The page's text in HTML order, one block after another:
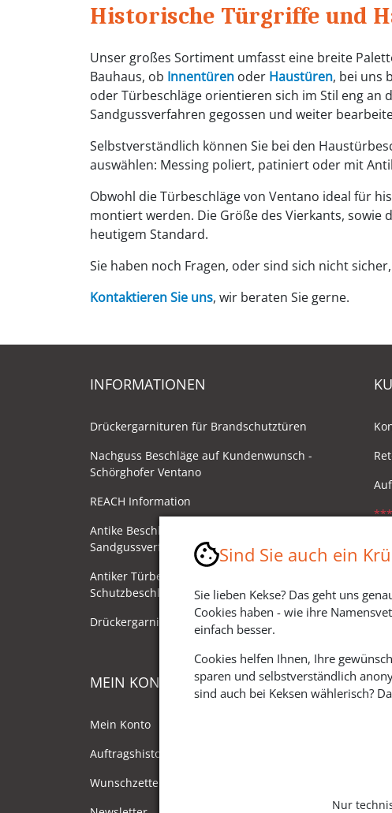
Historische Türgriffe und
Unser großes Sortiment umfasst eine breite
Bauhaus, ob Innentüren oder Haustüren, bei uns
oder Türbeschläge orientieren sich im Stil eng
Sandgussverfahren gegossen und weiter
Selbstverständlich können Sie bei den
auswählen: Messing poliert, patiniert oder mit
Obwohl die Türbeschläge von Ventano ideal für
montiert werden. Die Größe des Vierkants, sowie
heutigem Standard.
Sie haben noch Fragen, oder sind sich nicht
Kontaktieren Sie uns, wir beraten Sie gerne.
INFORMATIONEN
Drückergarnituren für Brandschutztüren
Nachguss Beschläge auf Kundenwunsch -
Schörghofer Ventano
REACH Information
Antike Beschläge - Herstellung im
Sandgussverfahren
Antiker Türbeschlag als
Schutzbeschlag/Sicherheitsbeschlag
Drückergarnituren mit Drehknauf
***
MEIN KONTO
Mein Konto
Auftragshistorie
Wunschzettel
Sind Sie auch ein
Sie lieben Kekse? Das geht uns
Cookies haben - wie ihre
einfach besser.
Cookies helfen Ihnen, Ihre
sparen und selbstverständlich
sind auch bei Keksen wählerisch?
Nur